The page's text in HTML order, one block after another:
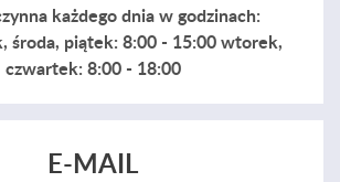
każdego dnia w godzinach:
środa, piątek: 8:00 - 15:00 wtorek,
czwartek: 8:00 - 18:00
E-MAIL